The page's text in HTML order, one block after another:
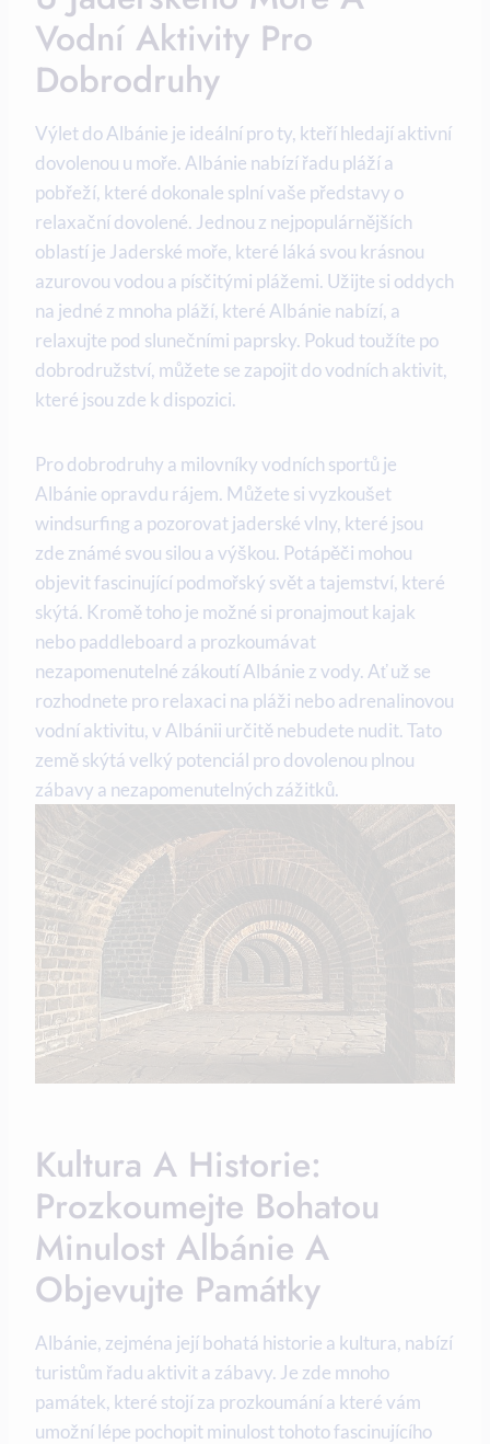
Vodní Aktivity Pro
Dobrodruhy
Výlet do ⁤Albánie je ideální⁢ pro ty, kteří hledají aktivní
dovolenou u moře. Albánie​ nabízí řadu pláží a⁣
pobřeží,⁢ které dokonale⁤ splní ‌vaše představy o
relaxační dovolené. ‍Jednou ⁤z nejpopulárnějších
‍oblastí je Jaderské ‍moře, které láká svou krásnou
azurovou vodou a‌ písčitými plážemi. Užijte si oddych
na jedné z mnoha pláží, které⁣ Albánie nabízí, a
relaxujte pod slunečními paprsky. Pokud toužíte po
dobrodružství, můžete ⁣se zapojit do ⁢vodních aktivit,
které jsou zde k dispozici.
Pro dobrodruhy a milovníky vodních sportů je
Albánie opravdu⁣ rájem. Můžete si ⁤vyzkoušet
windsurfing a pozorovat ‌jaderské vlny, které ​jsou
zde známé‌ svou silou a výškou. ​Potápěči mohou
‌objevit fascinující podmořský svět a tajemství, které
skýtá.⁢ Kromě toho ‍je možné ⁣si pronajmout kajak
nebo⁣ paddleboard​ a prozkoumávat‍
nezapomenutelné zákoutí Albánie z vody. Ať⁢ už se
‌rozhodnete pro relaxaci na pláži nebo adrenalinovou
‍vodní aktivitu, v Albánii určitě nebudete nudit. Tato⁣
země skýtá velký potenciál pro ⁣dovolenou plnou
zábavy a nezapomenutelných zážitků.
Kultura A Historie:
Prozkoumejte Bohatou
Minulost‍ Albánie ⁢a
Objevujte Památky
Albánie, zejména její bohatá historie a kultura, nabízí
turistům řadu aktivit a zábavy. Je ‌zde mnoho
památek, které ‌stojí za prozkoumání ⁤a ‌které vám
umožní lépe ⁣pochopit minulost ‍tohoto fascinujícího